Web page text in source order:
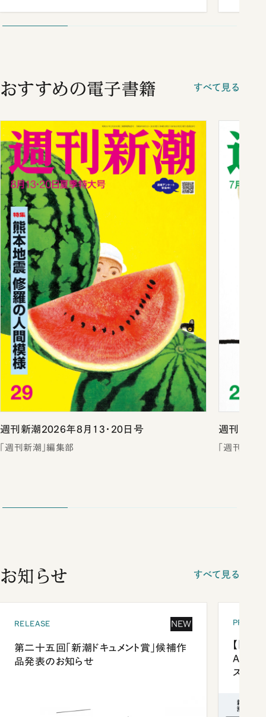
おすすめの電子書籍 すべて見る
週刊新潮2026年8月13・20日号
「週刊新潮」編集部
週刊新潮
「週刊新潮
お知らせ すべて見る
RELEASE NEW
第二十五回「新潮ドキュメント賞」候補作
品発表のお知らせ
【「新
ズプレ